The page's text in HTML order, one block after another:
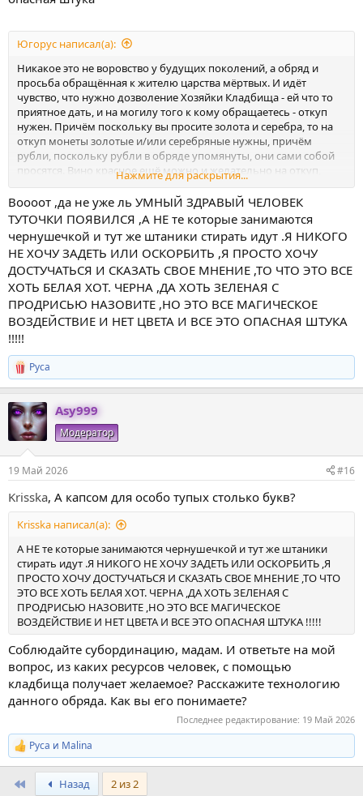
Югорус написал(а):
Никакое это не воровство у будущих поколений, а обряд и
просьба обращённая к жителю царства мёртвых. И идёт
чувство, что нужно дозволение Хозяйки Кладбища - ей что то
приятное дать, и на могилу того к кому обращаетесь - откуп
нужен. Причём поскольку вы просите золота и серебра, то на
откуп монеты золотые и/или серебряные нужны, причём
рубли, поскольку рубли в обряде упомянуты, они сами собой
просятся. Вино красное ещё можно и желательно на откуп,
поскольку красное вино упомянуто. Бутылку откупоривать
обязательно.
По дороге с кладбища до дома - ни с кем не разговаривать,
если кто приветствует - кивайте в ответ или поклон
отвешивайте
Нажмите для раскрытия...
Воооот ,да не уже ль УМНЫЙ ЗДРАВЫЙ ЧЕЛОВЕК
ТУТОЧКИ ПОЯВИЛСЯ ,А НЕ те которые занимаются
чернушечкой и тут же штаники стирать идут .Я НИКОГО
НЕ ХОЧУ ЗАДЕТЬ ИЛИ ОСКОРБИТЬ ,Я ПРОСТО ХОЧУ
ДОСТУЧАТЬСЯ И СКАЗАТЬ СВОЕ МНЕНИЕ ,ТО ЧТО ЭТО ВСЕ
ХОТЬ БЕЛАЯ ХОТ. ЧЕРНА ,ДА ХОТЬ ЗЕЛЕНАЯ С
ПРОДРИСЬЮ НАЗОВИТЕ ,НО ЭТО ВСЕ МАГИЧЕСКОЕ
ВОЗДЕЙСТВИЕ И НЕТ ЦВЕТА И ВСЕ ЭТО ОПАСНАЯ ШТУКА
!!!!!
Р
е
к
ц
и
Руса
Asy999
Модератор
19 Май 2026 #16
Krisska, А капсом для особо тупых столько букв?
Krisska написал(а):
А НЕ те которые занимаются чернушечкой и тут же штаники
стирать идут .Я НИКОГО НЕ ХОЧУ ЗАДЕТЬ ИЛИ ОСКОРБИТЬ ,Я
ПРОСТО ХОЧУ ДОСТУЧАТЬСЯ И СКАЗАТЬ СВОЕ МНЕНИЕ ,ТО ЧТО
ЭТО ВСЕ ХОТЬ БЕЛАЯ ХОТ. ЧЕРНА ,ДА ХОТЬ ЗЕЛЕНАЯ С
ПРОДРИСЬЮ НАЗОВИТЕ ,НО ЭТО ВСЕ МАГИЧЕСКОЕ
ВОЗДЕЙСТВИЕ И НЕТ ЦВЕТА И ВСЕ ЭТО ОПАСНАЯ ШТУКА !!!!!
Соблюдайте субординацию, мадам. И ответьте на мой
вопрос, из каких ресурсов человек, с помощью
кладбища получает желаемое? Расскажите технологию
данного обряда. Как вы его понимаете?
Последнее редактирование: 19 Май 2026
Р
е
к
Руса и Malina
Назад 2 из 2